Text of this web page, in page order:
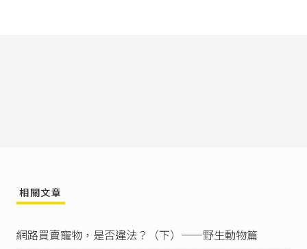
（以下簡稱設置許可），應符合下列規定：……
三、收容處所使用之土地，符合臺北市土地使用
臺北市土地使用分區管制自治條例第5條附表：
相關文章
網路買賣寵物，是否違法？（下）——野生動物篇